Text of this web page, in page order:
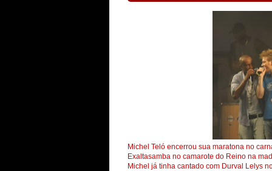
Michel Teló encerrou sua maratona no
Exaltasamba no camarote do Reino na
Michel já tinha cantado com Durval Lelys